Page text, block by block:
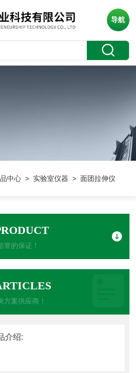
导航
中心 > 实验室仪器 > 面团拉伸仪
誉的保证！
方案供应商！
介绍: